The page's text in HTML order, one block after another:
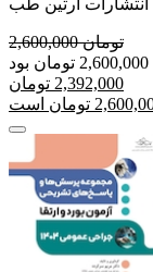
انتشارات آرتین طب
2,600,000 تومان
2,392,000 تومان